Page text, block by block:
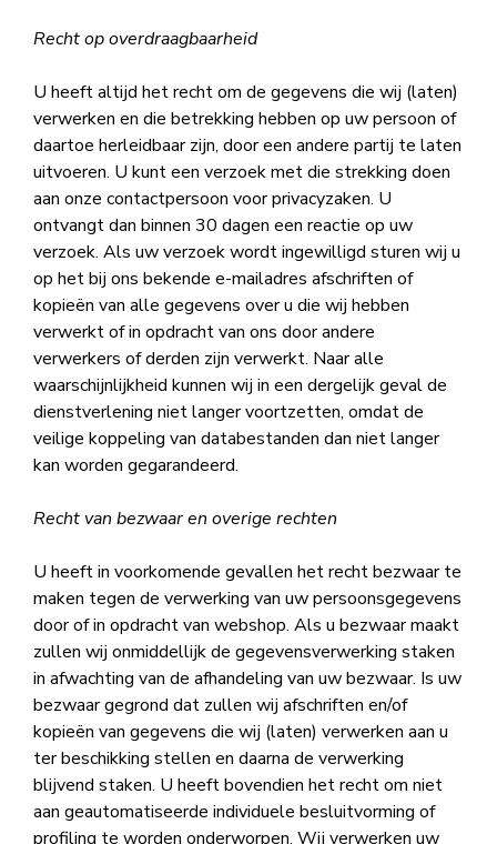
Recht op overdraagbaarheid
U heeft altijd het recht om de gegevens die wij (laten)
verwerken en die betrekking hebben op uw persoon of
daartoe herleidbaar zijn, door een andere partij te laten
uitvoeren. U kunt een verzoek met die strekking doen
aan onze contactpersoon voor privacyzaken. U
ontvangt dan binnen 30 dagen een reactie op uw
verzoek. Als uw verzoek wordt ingewilligd sturen wij u
op het bij ons bekende e-mailadres afschriften of
kopieën van alle gegevens over u die wij hebben
verwerkt of in opdracht van ons door andere
verwerkers of derden zijn verwerkt. Naar alle
waarschijnlijkheid kunnen wij in een dergelijk geval de
dienstverlening niet langer voortzetten, omdat de
veilige koppeling van databestanden dan niet langer
kan worden gegarandeerd.
Recht van bezwaar en overige rechten
U heeft in voorkomende gevallen het recht bezwaar te
maken tegen de verwerking van uw persoonsgegevens
door of in opdracht van webshop. Als u bezwaar maakt
zullen wij onmiddellijk de gegevensverwerking staken
in afwachting van de afhandeling van uw bezwaar. Is uw
bezwaar gegrond dat zullen wij afschriften en/of
kopieën van gegevens die wij (laten) verwerken aan u
ter beschikking stellen en daarna de verwerking
blijvend staken. U heeft bovendien het recht om niet
aan geautomatiseerde individuele besluitvorming of
profiling te worden onderworpen. Wij verwerken uw